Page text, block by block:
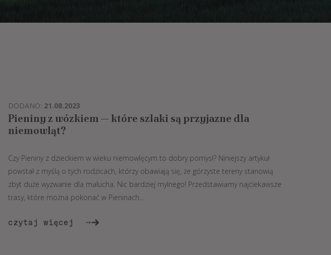
DODANO: 21.08.2023
Pieniny z wózkiem — które szlaki są przyjazne dla
niemowląt?
Czy Pieniny z dzieckiem w wieku niemowlęcym to dobry pomysł? Niniejszy artykuł
powstał z myślą o tych rodzicach, którzy obawiają się, że górzyste tereny stanowią
zbyt duże wyzwanie dla malucha. Nic bardziej mylnego! Przedstawiamy najciekawsze
trasy, które można pokonać w Pieninach...
czytaj więcej